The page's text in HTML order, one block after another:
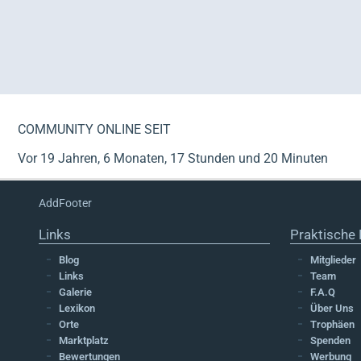
COMMUNITY ONLINE SEIT
Vor 19 Jahren, 6 Monaten, 17 Stunden und 20 Minuten
AddFooter
Links
Blog
Links
Galerie
Lexikon
Orte
Marktplatz
Bewertungen
Praktische
Mitglieder
Team
F.A.Q
Über Uns
Trophäen
Spenden
Werbung